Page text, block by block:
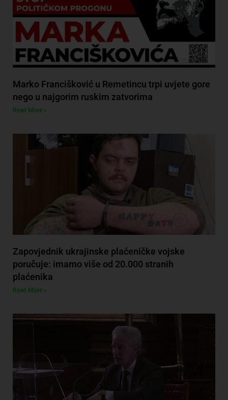
Marko Francišković u Remetincu trpi uvjete gore
nego u najgorim ruskim zatvorima
Read More »
Zapovjednik ukrajinske plaćeničke vojske
poručuje: imamo više od 20.000 stranih
plaćenika
Read More »